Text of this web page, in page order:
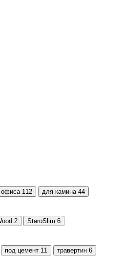
офиса 112 для камина 44
2 StaroSlim 6
под цемент 11 травертин 6